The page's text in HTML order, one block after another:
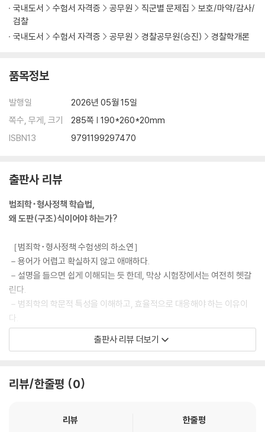
028 실증주의 등장 배경 46
029 이탈리아 초기실증주의 47
030 프랑스의 초기 범죄사학적 실증주의(뒤,따,라,케,게) 48
08 생물학적 범죄원인론 51
032 고링과 후튼의 신체적 특징과 범죄 51
034 유전과 범죄 53
035 생물학적 범죄원인의 발전 54
038 뇌신경과학 57
039 행동유전학과 범죄 59
040 분자유전학과 범죄 60
041 정신역동적 이론 62
042 행동(학습)이론: 왓슨, 스키너, 반두라 64
043 인지발달이론(cognitive theory) 65
044 성격특성과 범죄원인 67
045 정신병리적 결함과 범죄 69
046 인간본성에 관한 경험적 연구 71
10 사회과정(미시적) 범죄원인론 72
048 서덜랜드(Sutherland)의 차별적 접촉이론 72
050 사회통제이론의 관점 76
국내도서 수험서 자격증 공무원 직군별 문제집
보호/마약/감사/
검찰
국내도서
수험서 자격증 공무원 경찰공무원(승진) 경찰학개론
품목정보
발행일
2026년 05월 15일
쪽수, 무게, 크기
285쪽 | 190*260*20mm
ISBN13
9791199297470
출판사 리뷰
범죄학･형사정책 학습법,
왜 도판(구조)식이어야 하는가?
［범죄학･형사정책 수험생의 하소연］
－용어가 어렵고 확실하지 않고 애매하다.
－설명을 들으면 쉽게 이해되는 듯 한데, 막상 시험장에서는 여전히 헷갈
린다.
－범죄학의 학문적 특성을 이해하고, 효율적으로 대응해야 하는 이유이
다.
［범죄학･형사정책이 어렵게 느껴지는 이유］
－다만, 우리가 가지고 있는 범죄상식을 연구자들이 과학적으로 옷을 입
－우리는 옳고 그른 것을 고르고, 틀린 것을 찾아내는 데는 능숙하지만, 모
출판사 리뷰 더보기
리뷰/한줄평 0
리뷰
한줄평